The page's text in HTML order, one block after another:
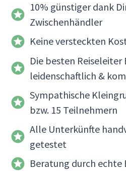
10% günstiger dank
Zwischenhändler
Keine versteckten
Die besten Reiseleiter
leidenschaftlich &
Sympathische
bzw. 15 Teilnehmern
Alle Unterkünfte
getestet
Beratung durch echte